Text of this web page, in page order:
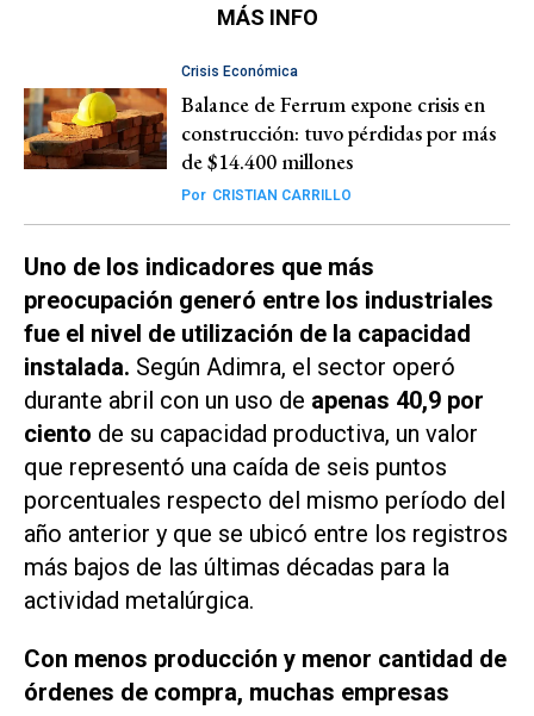
MÁS INFO
Crisis Económica
Balance de Ferrum expone crisis en
construcción: tuvo pérdidas por más
de $14.400 millones
Por CRISTIAN CARRILLO
Uno de los indicadores que más
preocupación generó entre los industriales
fue el nivel de utilización de la capacidad
instalada. Según Adimra, el sector operó
durante abril con un uso de apenas 40,9 por
ciento de su capacidad productiva, un valor
que representó una caída de seis puntos
porcentuales respecto del mismo período del
año anterior y que se ubicó entre los registros
más bajos de las últimas décadas para la
actividad metalúrgica.
Con menos producción y menor cantidad de
órdenes de compra, muchas empresas